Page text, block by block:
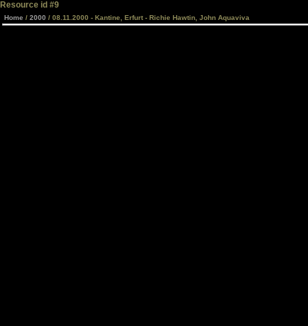
Resource id #9
Home / 2000 / 08.11.2000 - Kantine, Erfurt - Richie Hawtin, John Aquaviva